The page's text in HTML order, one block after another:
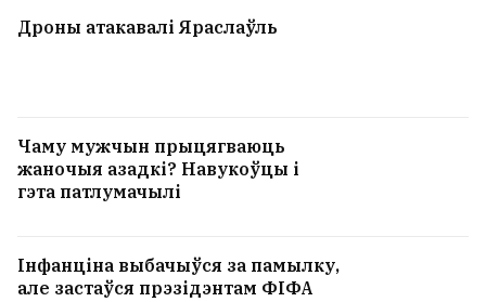
Дроны атакавалі Яраслаўль
Чаму мужчын прыцягваюць
жаночыя азадкі? Навукоўцы і
гэта патлумачылі
Інфанціна выбачыўся за памылку,
але застаўся прэзідэнтам ФІФА